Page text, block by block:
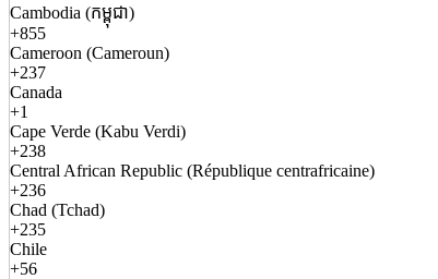
Cambodia (កម្ពុជា)
+855
Cameroon (Cameroun)
+237
Canada
+1
Cape Verde (Kabu Verdi)
+238
Central African Republic (République centrafricaine)
+236
Chad (Tchad)
+235
Chile
+56